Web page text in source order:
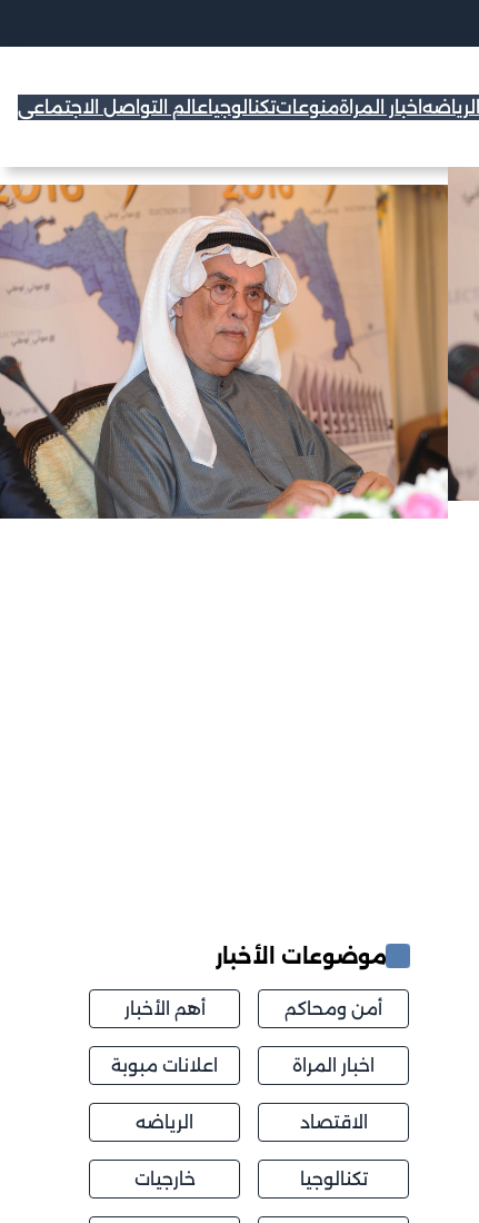
الرياضه اخبار المراةمنوعاتتكنالوجياعالم التواصل الاجتماعي
موضوعات الأخبار
أمن ومحاكم أهم الأخبار
اخبار المراة اعلانات مبوبة
الاقتصاد الرياضه
تكنالوجيا خارجيات